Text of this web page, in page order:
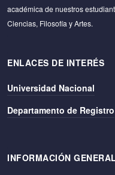
académica de nuestros
Ciencias, Filosofía y Artes.
ENLACES DE INTERÉS
Universidad Nacional
Departamento de Registro
INFORMACIÓN GENERAL